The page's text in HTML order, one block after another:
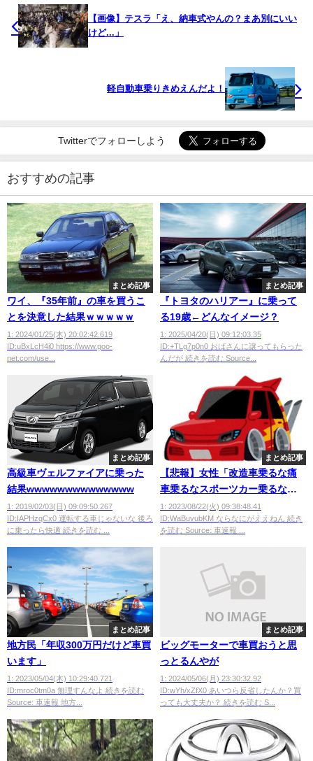
【画像】テスラ「え、納車式やんの？まあ別にいい
けど...」
軽自動車乗りきめえんだよ！
Twitterでフォローしよう
おすすめの記事
まとめ記事
ワイ、『35年前』の車を買うこ
とを決意した結果ｗｗｗｗｗ
1: 2024/01/25(木) 20:02:42.619
ID:uBxLcH4i0 https://www.goo-
net.com/use...
まとめ記事
『トヨタのハリアー』に乗って
る19歳←どんなイメージ？
1: 2025/04/20(日) 09:12:03.35
ID:+TLg7p0n0 おばさんに譲ってもらった
んだが 続きを読む Source...
まとめ記事
高級車ヴェルファイアに乗った
結果wwwwwwwwwwwwww
1: 2019/02/03(日) 09:09:50.267
ID:IAPHzqCx0 運転する車じゃないな 後ろ
に乗ったら快適 続きを読む ...
まとめ記事
【悲報】女性「改造車乗るな痛
車乗るなスポーツカー乗るな軽
乗るなオープンカー乗るな高級
車乗るな」
1: 2023/08/22(火) 09:38:48.41
ID:WaBuvubKM ならなにがええねん 続き
を読む Source: 車速報 ...
まとめ記事
地方民「年収300万円だけど車買
います」
1: 2023/05/04(木) 10:29:40.721
ID:mroc0tm0a 無理すんなよ 続きを読む
Source: 車速報 地方...
まとめ記事
ビッグモーターで車買おうと思
っとるんやが
1: 2024/05/06(月) 23:30:32.92
ID:wYh/xZfX0 あいつら反省したんか？買
っても大丈夫か？ 続きを読む S...